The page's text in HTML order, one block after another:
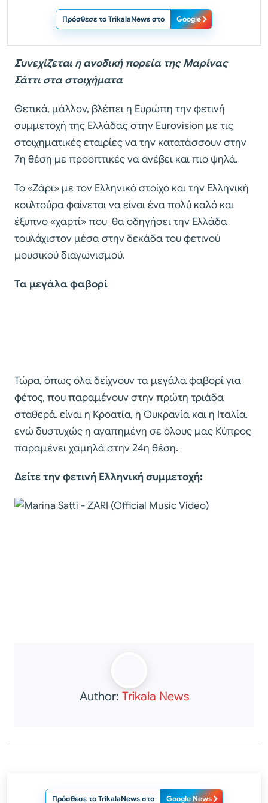
Πρόσθεσε το TrikalaNews στο Google
Συνεχίζεται η ανοδική πορεία της Μαρίνας
Σάττι στα στοιχήματα
Θετικά, μάλλον, βλέπει η Ευρώπη την φετινή
συμμετοχή της Ελλάδας στην Eurovision με τις
στοιχηματικές εταιρίες να την κατατάσσουν στην
7η θέση με προοπτικές να ανέβει και πιο ψηλά.
Το «Ζάρι» με τον Ελληνικό στοίχο και την Ελληνική
κουλτούρα φαίνεται να είναι ένα πολύ καλό και
έξυπνο «χαρτί» που θα οδηγήσει την Ελλάδα
τουλάχιστον μέσα στην δεκάδα του φετινού
μουσικού διαγωνισμού.
Τα μεγάλα φαβορί
Τώρα, όπως όλα δείχνουν τα μεγάλα φαβορί για
φέτος, που παραμένουν στην πρώτη τριάδα
σταθερά, είναι η Κροατία, η Ουκρανία και η Ιταλία,
ενώ δυστυχώς η αγαπημένη σε όλους μας Κύπρος
παραμένει χαμηλά στην 24η θέση.
Δείτε την φετινή Ελληνική συμμετοχή:
Author: Trikala News
Πρόσθεσε το TrikalaNews στο Google News